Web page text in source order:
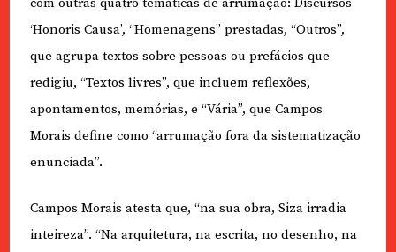
‘Honoris Causa’, “Homenagens” prestadas, “Outros”,
que agrupa textos sobre pessoas ou prefácios que
redigiu, “Textos livres”, que incluem reflexões,
apontamentos, memórias, e “Vária”, que Campos
Morais define como “arrumação fora da sistematização
enunciada”.
Campos Morais atesta que, “na sua obra, Siza irradia
inteireza”. “Na arquitetura, na escrita, no desenho, na